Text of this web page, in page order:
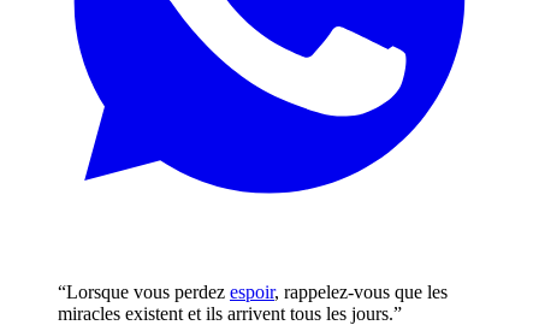
“Lorsque vous perdez espoir, rappelez-vous que les
miracles existent et ils arrivent tous les jours.”